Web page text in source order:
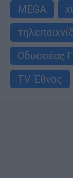
MEGA
Οδυσσέας
TV Έθνος